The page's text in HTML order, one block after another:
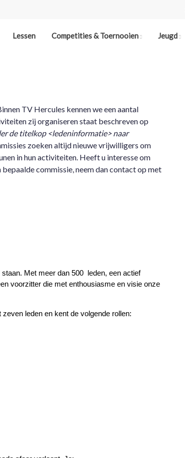
Lessen Competities & Toernooien Jeugd
TV Hercules kennen we een aantal
zij organiseren staat beschreven op
de titelkop <ledeninformatie> naar
zoeken altijd nieuwe vrijwilligers om
in hun activiteiten. Heeft u interesse om
commissie, neem dan contact op met
Met meer dan 500  leden, een actief
voorzitter die met enthousiasme en visie onze
leden en kent de volgende rollen: